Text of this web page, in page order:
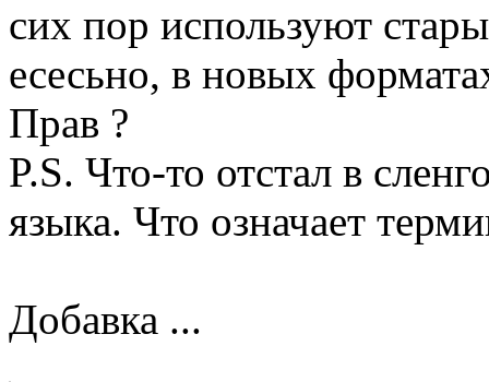
сих пор используют
есесьно, в новых
Прав ?
P.S. Что-то отстал в
языка. Что означает
Добавка ...